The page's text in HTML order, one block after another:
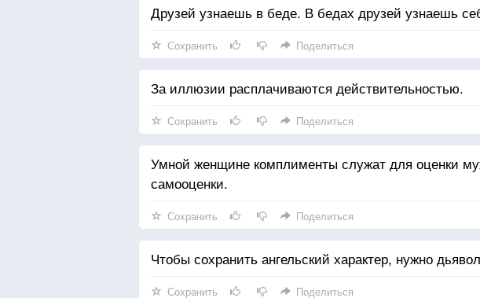
Друзей узнаешь в беде. В бедах друзей узнаешь
Сохранить Поделиться
За иллюзии расплачиваются действительностью.
Сохранить Поделиться
Умной женщине комплименты служат для оценки
самооценки.
Сохранить Поделиться
Чтобы сохранить ангельский характер, нужно
Сохранить Поделиться